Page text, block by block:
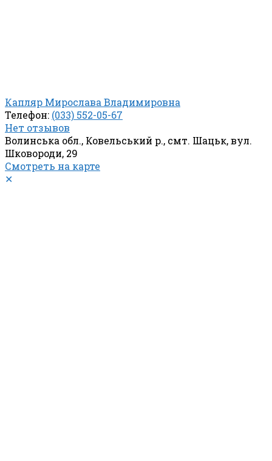
Капляр Мирослава Владимировна
Телефон: (033) 552-05-67
Нет отзывов
Волинська обл., Ковельський р., смт. Шацьк, вул.
Шковороди, 29
Смотреть на карте
✕